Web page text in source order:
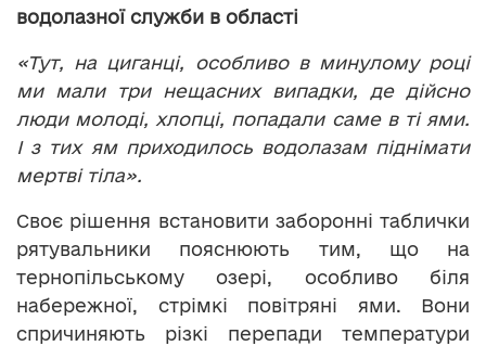
водолазної служби в області
«Тут, на циганці, особливо в минулому році
ми мали три нещасних випадки, де дійсно
люди молоді, хлопці, попадали саме в ті ями.
І з тих ям приходилось водолазам піднімати
мертві тіла».
Своє рішення встановити заборонні таблички
рятувальники пояснюють тим, що на
тернопільському озері, особливо біля
набережної, стрімкі повітряні ями. Вони
спричиняють різкі перепади температури